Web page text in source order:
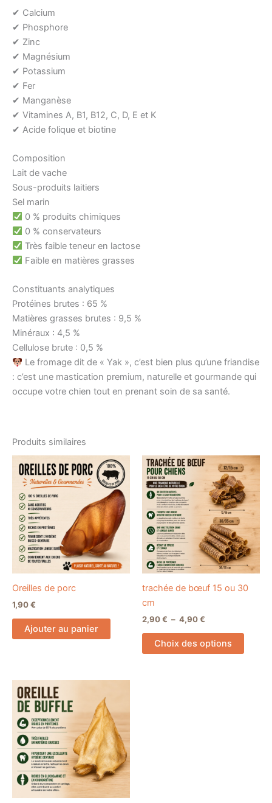
✔ Calcium
✔ Phosphore
✔ Zinc
✔ Magnésium
✔ Potassium
✔ Fer
✔ Manganèse
✔ Vitamines A, B1, B12, C, D, E et K
✔ Acide folique et biotine
Composition
Lait de vache
Sous-produits laitiers
Sel marin
0 % produits chimiques
0 % conservateurs
Très faible teneur en lactose
Faible en matières grasses
Constituants analytiques
Protéines brutes : 65 %
Matières grasses brutes : 9,5 %
Minéraux : 4,5 %
Cellulose brute : 0,5 %
Le fromage dit de « Yak », c’est bien plus qu’une friandise
: c’est une mastication premium, naturelle et gourmande qui
occupe votre chien tout en prenant soin de sa santé.
Produits similaires
Oreilles de porc
1,90€
Ajouter au panier
trachée de bœuf 15 ou 30
cm
2,90€ – 4,90€
Plage
prix :
2,90 €
4,90 €
Choix des options
Ce
produit
a
Les
page
du